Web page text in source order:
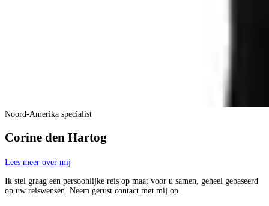
Noord-Amerika specialist
Corine den Hartog
Lees meer over mij
Ik stel graag een persoonlijke reis op maat voor u samen, geheel gebaseerd
op uw reiswensen. Neem gerust contact met mij op.